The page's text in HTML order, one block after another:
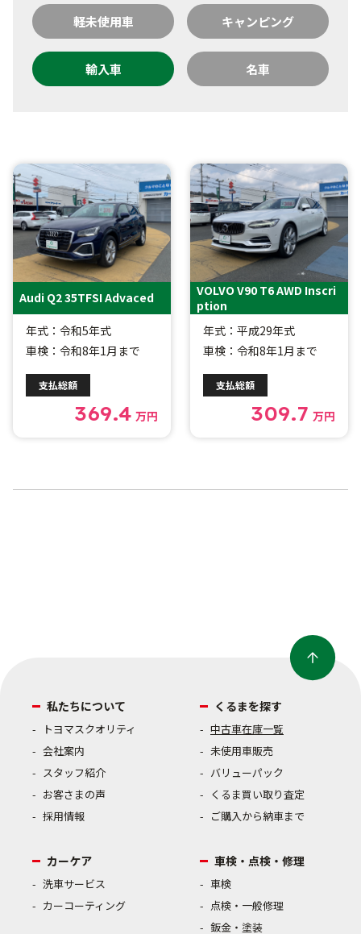
軽未使用車 キャンピング
輸入車 名車
Audi Q2 35TFSI Advaced
年式：令和5年式
車検：令和8年1月まで
支払総額
369.4 万円
VOLVO V90 T6 AWD Inscri
ption
年式：平成29年式
車検：令和8年1月まで
支払総額
309.7 万円
私たちについて
トヨマスクオリティ
会社案内
スタッフ紹介
お客さまの声
採用情報
くるまを探す
中古車在庫一覧
未使用車販売
バリューパック
くるま買い取り査定
ご購入から納車まで
カーケア
洗車サービス
カーコーティング
車検・点検・修理
車検
点検・一般修理
鈑金・塗装